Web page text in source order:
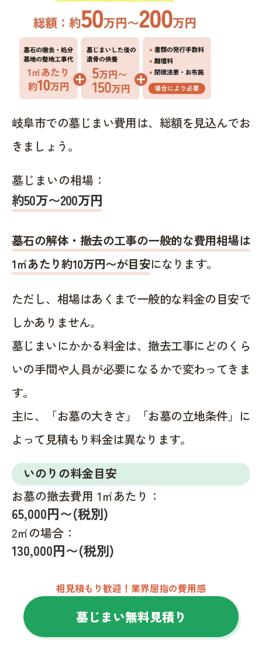
岐阜市での墓じまい費用は、総額を見込んでお
きましょう。
墓じまいの相場：
約50万〜200万円
墓石の解体・撤去の工事の一般的な費用相場は
1㎡あたり約10万円〜が目安になります。
ただし、相場はあくまで一般的な料金の目安で
しかありません。
墓じまいにかかる料金は、撤去工事にどのくら
いの手間や人員が必要になるかで変わってきま
す。
主に、「お墓の大きさ」「お墓の立地条件」に
よって見積もり料金は異なります。
いのりの料金目安
お墓の撤去費用 1㎡あたり：
65,000円〜(税別)
2㎡の場合：
130,000円〜(税別)
相見積もり歓迎！業界屈指の費用感
墓じまい無料見積り